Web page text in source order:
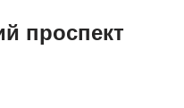
проспект